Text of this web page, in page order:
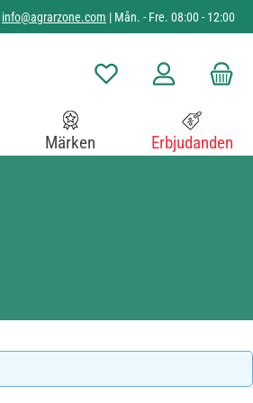
info@agrarzone.com | Mån. - Fre. 08:00 - 12:00
Du har 0 objekt i
Märken Erbjudanden